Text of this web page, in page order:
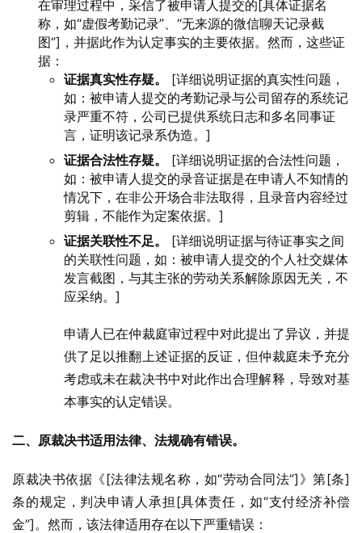
在审理过程中，采信了被申请人提交的[具体证据名
称，如“虚假考勤记录”、“无来源的微信聊天记录截
图”]，并据此作为认定事实的主要依据。然而，这些证
据：
证据真实性存疑。
[详细说明证据的真实性问题，
如：被申请人提交的考勤记录与公司留存的系统记
录严重不符，公司已提供系统日志和多名同事证
言，证明该记录系伪造。]
证据合法性存疑。
[详细说明证据的合法性问题，
如：被申请人提交的录音证据是在申请人不知情的
情况下，在非公开场合非法取得，且录音内容经过
剪辑，不能作为定案依据。]
证据关联性不足。
[详细说明证据与待证事实之间
的关联性问题，如：被申请人提交的个人社交媒体
发言截图，与其主张的劳动关系解除原因无关，不
应采纳。]
申请人已在仲裁庭审过程中对此提出了异议，并提
供了足以推翻上述证据的反证，但仲裁庭未予充分
考虑或未在裁决书中对此作出合理解释，导致对基
本事实的认定错误。
二、原裁决书适用法律、法规确有错误。
原裁决书依据《[法律法规名称，如“劳动合同法”]》第[条]
条的规定，判决申请人承担[具体责任，如“支付经济补偿
金”]。然而，该法律适用存在以下严重错误：